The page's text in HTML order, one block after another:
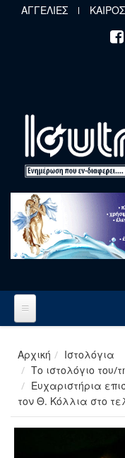
Παράκαμψη προς το
ΑΓΓΕΛΙΕΣ ΚΑΙΡΟΣ
Αρχική
Ιστολόγια
Το ιστολόγιο του/
Ευχαριστήρια
τον Θ. Κόλλια στο